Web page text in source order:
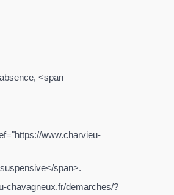
<span
www.charvieu-
span>.
chavagneux.fr/demarches/?